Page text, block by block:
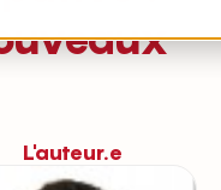
L'auteur.e